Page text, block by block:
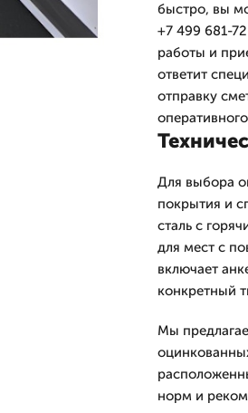
быстро, вы
+7 499 681-
работы и
ответит
отправку
Для выбора
покрытия и
сталь с
для мест с
включает
конкретный
Мы
норм и